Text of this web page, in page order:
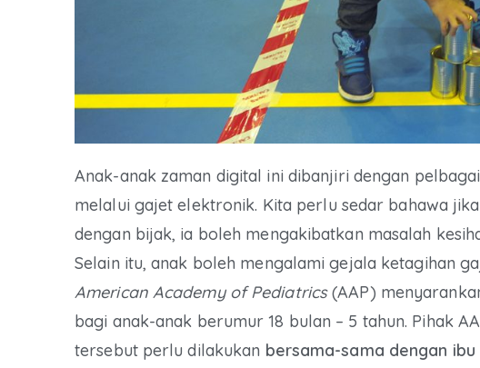
Anak-anak zaman digital ini dibanjiri dengan
melalui gajet elektronik. Kita perlu sedar bahawa
dengan bijak, ia boleh mengakibatkan masalah
Selain itu, anak boleh mengalami gejala ketagihan
American Academy of Pediatrics(AAP)
bagi anak-anak berumur 18 bulan – 5 tahun. Pihak
tersebut perlu dilakukan bersama-sama dengan